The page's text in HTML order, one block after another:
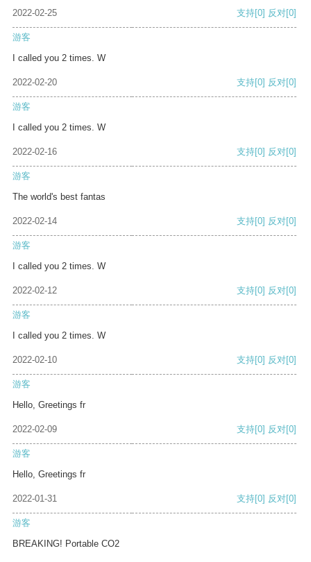
2022-02-25 支持[0] 反对[0]
游客
I called you 2 times. W
2022-02-20 支持[0] 反对[0]
游客
I called you 2 times. W
2022-02-16 支持[0] 反对[0]
游客
The world's best fantas
2022-02-14 支持[0] 反对[0]
游客
I called you 2 times. W
2022-02-12 支持[0] 反对[0]
游客
I called you 2 times. W
2022-02-10 支持[0] 反对[0]
游客
Hello, Greetings fr
2022-02-09 支持[0] 反对[0]
游客
Hello, Greetings fr
2022-01-31 支持[0] 反对[0]
游客
BREAKING! Portable CO2